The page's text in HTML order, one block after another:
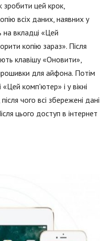
цей крок,
всіх даних, наявних у
на вкладці «Цей
копію зараз». Після
клавішу «Оновити»,
для айфона. Потім
комп'ютер» і у вікні
чого всі збережені дані
цього доступ в інтернет